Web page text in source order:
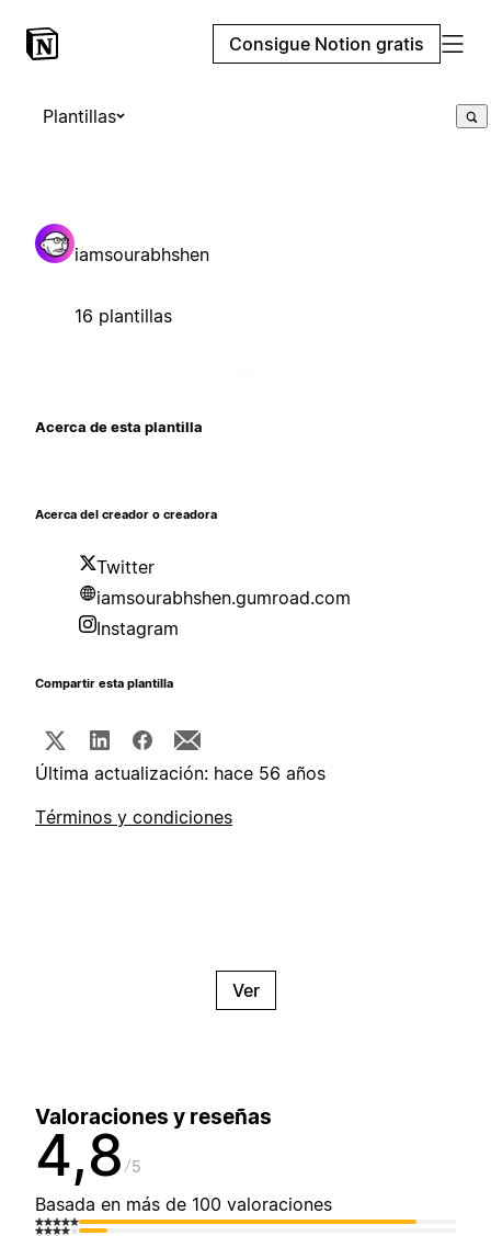
Consigue Notion gratis
Plantillas
iamsourabhshen
16 plantillas
Acerca de esta plantilla
Acerca del creador o creadora
Twitter
iamsourabhshen.gumroad.com
Instagram
Compartir esta plantilla
Última actualización: hace 56 años
Términos y condiciones
Ver
Valoraciones y reseñas
4,8 5
Basada en más de 100 valoraciones